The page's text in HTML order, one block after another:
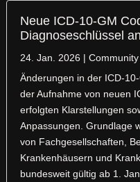
Neue ICD-10-GM
Diagnoseschlüssel
24. Jan. 2026 |Community
Änderungen in der ICD-
der Aufnahme von neuen
erfolgten Klarstellungen
Anpassungen. Grundlage
von Fachgesellschaften,
Krankenhäusern und
bundesweit gültig ab 1.